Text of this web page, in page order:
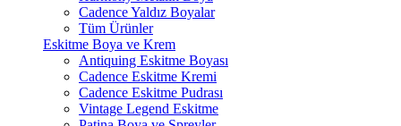
Cadence Yaldız Boyalar
Tüm Ürünler
Eskitme Boya ve Krem
Antiquing Eskitme Boyası
Cadence Eskitme Kremi
Cadence Eskitme Pudrası
Vintage Legend Eskitme